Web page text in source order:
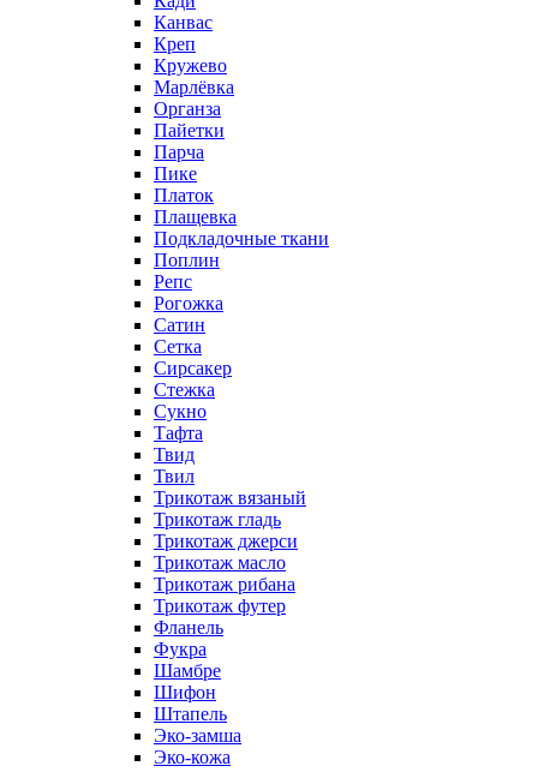
Канвас
Креп
Кружево
Марлёвка
Органза
Пайетки
Парча
Пике
Платок
Плащевка
Подкладочные ткани
Поплин
Репс
Рогожка
Сатин
Сетка
Сирсакер
Стежка
Сукно
Тафта
Твид
Твил
Трикотаж вязаный
Трикотаж гладь
Трикотаж джерси
Трикотаж масло
Трикотаж рибана
Трикотаж футер
Фланель
Фукра
Шамбре
Шифон
Штапель
Эко-замша
Эко-кожа